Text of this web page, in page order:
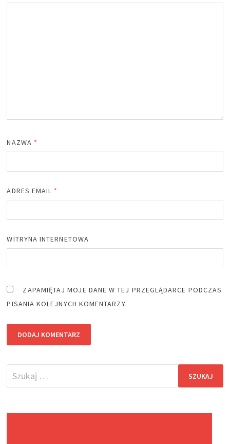
NAZWA *
ADRES EMAIL *
WITRYNA INTERNETOWA
ZAPAMIĘTAJ MOJE DANE W TEJ PRZEGLĄDARCE PODCZAS
PISANIA KOLEJNYCH KOMENTARZY.
Szukaj: